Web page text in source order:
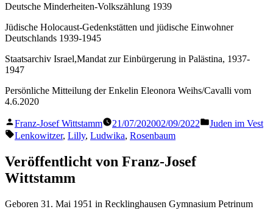
Deutsche Minderheiten-Volkszählung 1939
Jüdische Holocaust-Gedenkstätten und jüdische Einwohner
Deutschlands 1939-1945
Staatsarchiv Israel,Mandat zur Einbürgerung in Palästina, 1937-
1947
Persönliche Mitteilung der Enkelin Eleonora Weihs/Cavalli vom
4.6.2020
Veröffentlicht
von
Franz-Josef Wittstamm 21/07/202002/09/2022
Veröffentlicht
Juden im Vest
Schlagwörter:
Lenkowitzer, Lilly, Ludwika, Rosenbaum
Veröffentlicht von Franz-Josef
Wittstamm
Geboren 31. Mai 1951 in Recklinghausen Gymnasium Petrinum